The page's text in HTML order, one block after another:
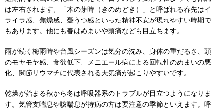
は左右されます。「木の芽時（きのめどき）」と呼ばれる春先はイ
ライラ感、焦燥感、憂うつ感といった精神不安が現れやすい時期で
もあります。他にも春はめまいや頭痛なども目立ちます。
雨が続く梅雨時や台風シーズンは気分の沈み、身体の重だるさ、頭
のモヤモヤ感、食欲低下、メニエール病による回転性のめまいの悪
化、関節リウマチに代表される天気痛が起こりやすいです。
乾燥が始まる秋から冬は呼吸器系のトラブルが目立つようになりま
す。気管支喘息や咳喘息が持病の方は要注意の季節といえます。呼